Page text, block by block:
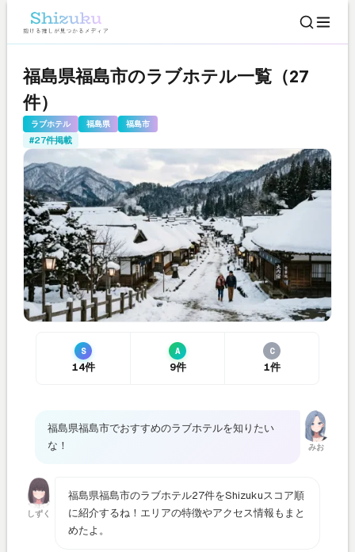
福島県福島市のラブホテル一覧（27
件）
ラブホテル 福島県 福島市
#27件掲載
S
14件
A
9件
C
1件
みお
福島県福島市でおすすめのラブホテルを知りたい
な！
しずく
福島県福島市のラブホテル27件をShizukuスコア順
に紹介するね！エリアの特徴やアクセス情報もまと
めたよ。